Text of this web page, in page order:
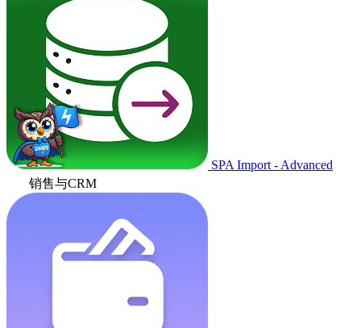
SPA Import - Advanced
销售与CRM